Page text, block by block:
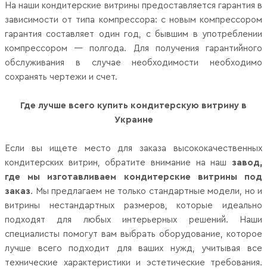
На наши кондитерские витрины предоставляется гарантия в
зависимости от типа компрессора: с новым компрессором
гарантия составляет один год, с бывшим в употреблении
компрессором — полгода. Для получения гарантийного
обслуживания в случае необходимости необходимо
сохранять чертежи и счет.
Где лучше всего купить кондитерскую витрину в
Украине
Если вы ищете место для заказа высококачественных
кондитерских витрин, обратите внимание на наш завод,
где мы изготавливаем кондитерские витрины под
заказ. Мы предлагаем не только стандартные модели, но и
витрины нестандартных размеров, которые идеально
подходят для любых интерьерных решений. Наши
специалисты помогут вам выбрать оборудование, которое
лучше всего подходит для ваших нужд, учитывая все
технические характеристики и эстетические требования.